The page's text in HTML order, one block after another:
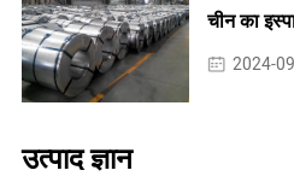
चीन का
2024-
उत्पाद ज्ञान